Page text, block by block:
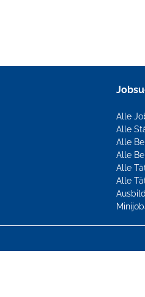
Alle
Alle
Alle
Alle
Alle
Alle